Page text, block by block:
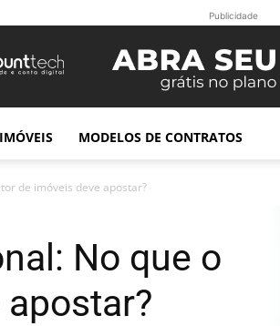
Publicidade
MODELOS DE CONTRATOS
de imóveis deve apostar?
No que o